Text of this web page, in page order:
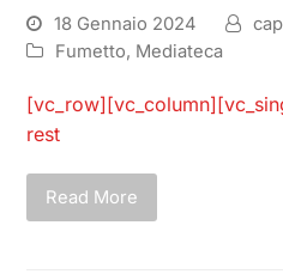
18 Gennaio 2024
Fumetto, Mediateca
rest
Read More